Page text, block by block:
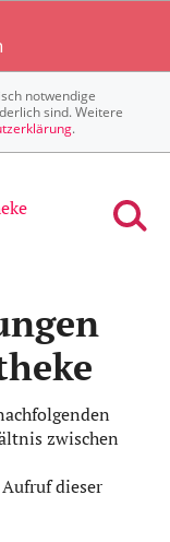
notwendige
sind. Weitere
.
zwischen
dieser